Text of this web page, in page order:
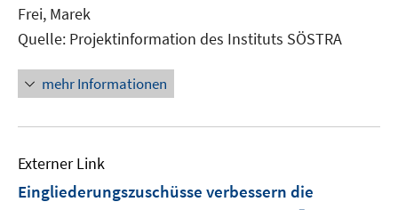
Frei, Marek
Quelle: Projektinformation des Instituts SÖSTRA
mehr Informationen
Externer Link
Eingliederungszuschüsse verbessern die